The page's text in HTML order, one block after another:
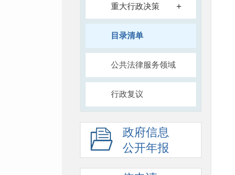
重大行政决策 +
目录清单
公共法律服务领域
行政复议
政府信息
公开年报